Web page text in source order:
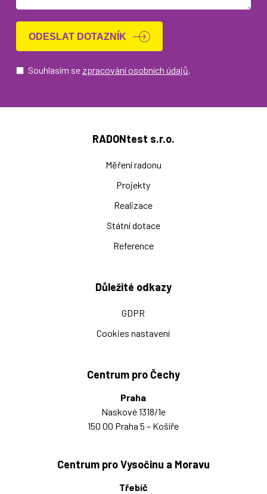
Souhlasím se zpracování osobních údajů.
RADONtest s.r.o.
Měření radonu
Projekty
Realizace
Státní dotace
Reference
Důležité odkazy
GDPR
Cookies nastavení
Centrum pro Čechy
Praha
Naskové 1318/1e
150 00 Praha 5 – Košíře
Centrum pro Vysočinu a Moravu
Třebíč